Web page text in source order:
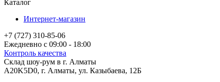
Каталог
Интернет-магазин
+7 (727) 310-85-06
Ежедневно с 09:00 - 18:00
Контроль качества
Склад шоу-рум в г. Алматы
A20K5D0, г. Алматы, ул. Казыбаева, 12Б